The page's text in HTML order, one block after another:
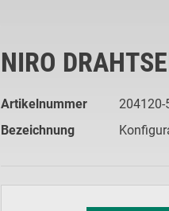
NIRO
Artikelnummer
204120-
Bezeichnung